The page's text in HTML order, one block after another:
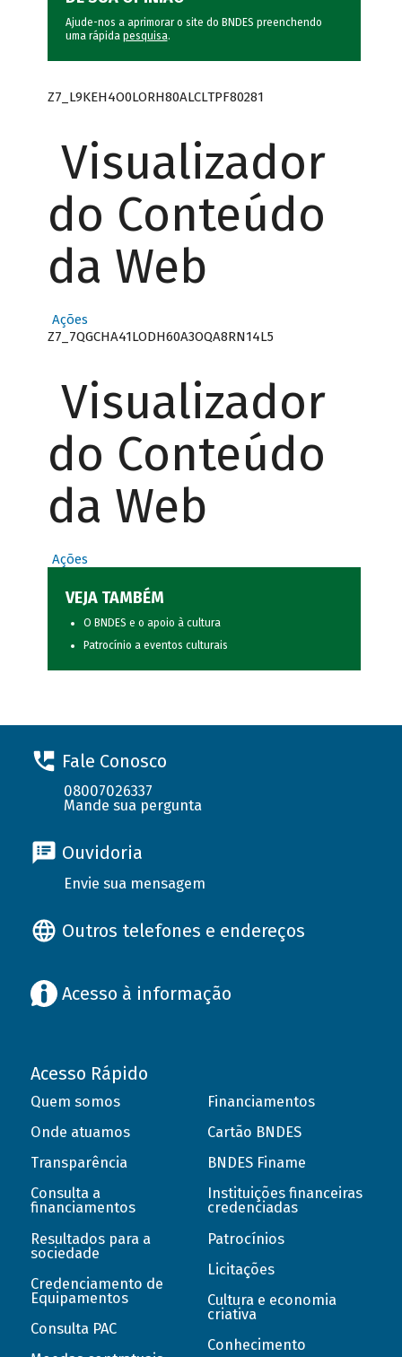
Ajude-nos a aprimorar o site do BNDES preenchendo
uma rápida pesquisa.
Z7_L9KEH4O0LORH80ALCLTPF80281
Visualizador
do Conteúdo
da Web
Ações
Z7_7QGCHA41LODH60A3OQA8RN14L5
Visualizador
do Conteúdo
da Web
Ações
VEJA TAMBÉM
O BNDES e o apoio à cultura
Patrocínio a eventos culturais
Fale Conosco
08007026337
Mande sua pergunta
Ouvidoria
Envie sua mensagem
Outros telefones e endereços
Acesso à informação
Acesso Rápido
Quem somos
Onde atuamos
Transparência
Consulta a
financiamentos
Resultados para a
sociedade
Credenciamento de
Equipamentos
Consulta PAC
Financiamentos
Cartão BNDES
BNDES Finame
Instituições financeiras
credenciadas
Patrocínios
Licitações
Cultura e economia
criativa
Conhecimento